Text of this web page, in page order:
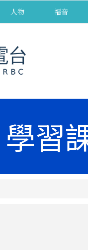
人物 福音
學習